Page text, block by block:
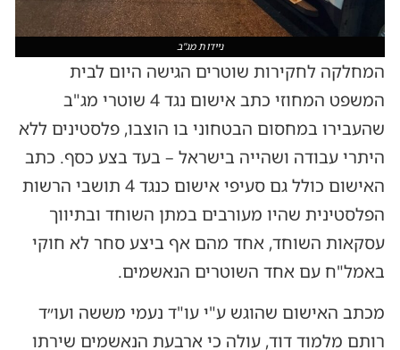
ניידות מג"ב
המחלקה לחקירות שוטרים הגישה היום לבית
המשפט המחוזי כתב אישום נגד 4 שוטרי מג"ב
שהעבירו במחסום הבטחוני בו הוצבו, פלסטינים ללא
היתרי עבודה ושהייה בישראל – בעד בצע כסף. כתב
האישום כולל גם סעיפי אישום כנגד 4 תושבי הרשות
הפלסטינית שהיו מעורבים במתן השוחד ובתיווך
עסקאות השוחד, אחד מהם אף ביצע סחר לא חוקי
באמל"ח עם אחד השוטרים הנאשמים.
מכתב האישום שהוגש ע"י עו"ד נעמי מששה ועו״ד
רותם מלמוד דוד, עולה כי ארבעת הנאשמים שירתו